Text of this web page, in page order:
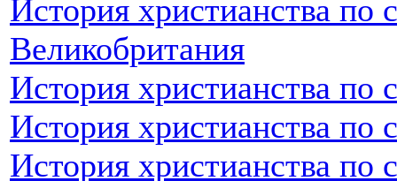
История христианства по
Великобритания
История христианства по
История христианства по
История христианства по